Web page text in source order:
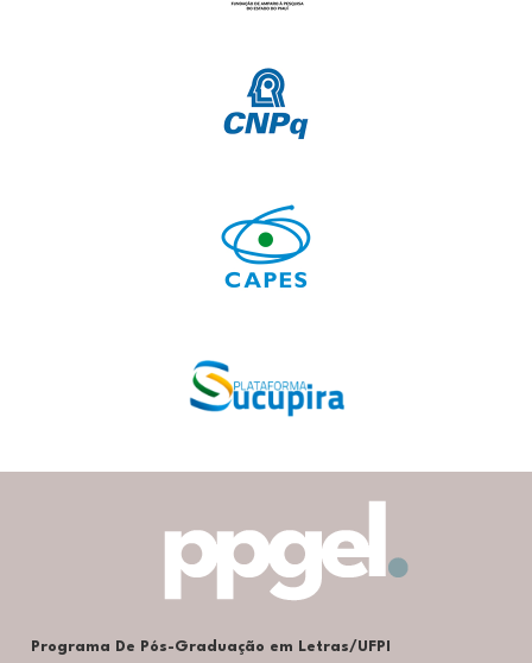
Programa De Pós-Graduação em Letras/UFPI